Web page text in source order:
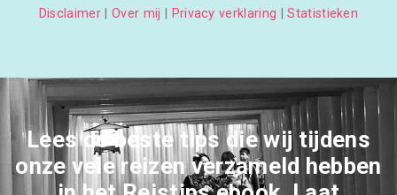
Disclaimer |Over mij Privacy verklaring |Statistieken
Lees de beste tips die wij tijdens
onze vele reizen verzameld hebben